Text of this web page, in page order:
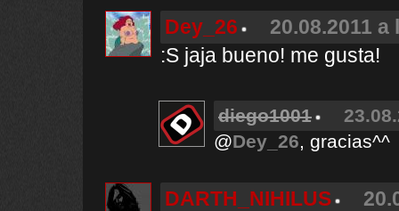
Dey_26
20.08.2011 a
:S jaja bueno! me gusta!
diego1001
@Dey_26, gracias^^
DARTH_NIHILUS